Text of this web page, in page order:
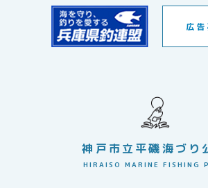
神戸市立平磯海づり
HIRAISO MARINE FISHING